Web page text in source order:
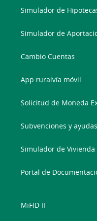
Simulador de
Simulador de
Cambio Cuentas
App ruralvía móvil
Solicitud de Moneda
Subvenciones y ayudas
Simulador de Vivienda
Portal de
MiFID II